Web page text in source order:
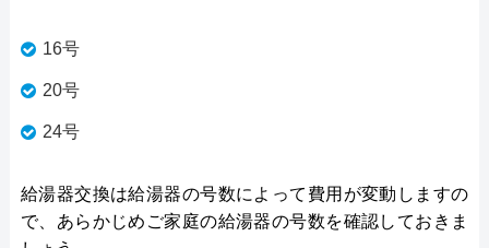
16号
20号
24号
給湯器交換は給湯器の号数によって費用が変動しますの
で、あらかじめご家庭の給湯器の号数を確認しておきま